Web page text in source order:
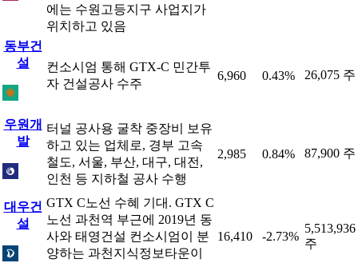
에는 수원고등지구 사업지가
위치하고 있음
동부건
설
컨소시엄 통해 GTX-C 민간투
자 건설공사 수주
6,960 0.43% 26,075 주
우원개
발
터널 공사용 굴착 중장비 보유
하고 있는 업체로, 경부 고속
철도, 서울, 부산, 대구, 대전,
인천 등 지하철 공사 수행
2,985 0.84% 87,900 주
대우건
설
GTX C노선 수혜 기대. GTX C
노선 과천역 부근에 2019년 동
사와 태영건설 컨소시엄이 분
양하는 과천지식정보타운이
16,410 -2.73%
5,513,936
주